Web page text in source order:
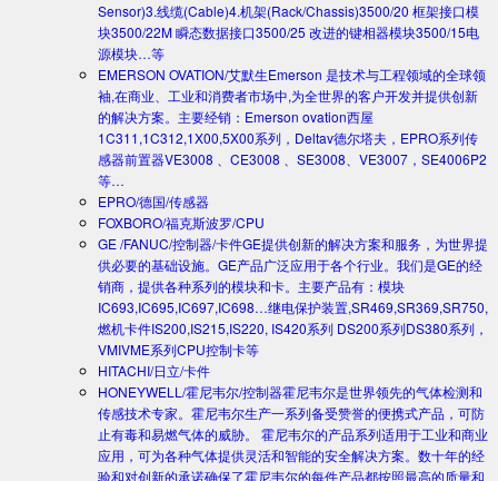
Sensor)3.线缆(Cable)4.机架(Rack/Chassis)3500/20 框架接口模
块3500/22M 瞬态数据接口3500/25 改进的键相器模块3500/15电
源模块…等
EMERSON OVATION/艾默生Emerson 是技术与工程领域的全球领
袖,在商业、工业和消费者市场中,为全世界的客户开发并提供创新
的解决方案。主要经销：Emerson ovation西屋
1C311,1C312,1X00,5X00系列，Deltav德尔塔夫，EPRO系列传
感器前置器VE3008 、CE3008 、SE3008、VE3007，SE4006P2
等…
EPRO/德国/传感器
FOXBORO/福克斯波罗/CPU
GE /FANUC/控制器/卡件GE提供创新的解决方案和服务，为世界提
供必要的基础设施。GE产品广泛应用于各个行业。我们是GE的经
销商，提供各种系列的模块和卡。主要产品有：模块
IC693,IC695,IC697,IC698…继电保护装置,SR469,SR369,SR750,
燃机卡件IS200,IS215,IS220, IS420系列 DS200系列DS380系列，
VMIVME系列CPU控制卡等
HITACHI/日立/卡件
HONEYWELL/霍尼韦尔/控制器霍尼韦尔是世界领先的气体检测和
传感技术专家。霍尼韦尔生产一系列备受赞誉的便携式产品，可防
止有毒和易燃气体的威胁。 霍尼韦尔的产品系列适用于工业和商业
应用，可为各种气体提供灵活和智能的安全解决方案。数十年的经
验和对创新的承诺确保了霍尼韦尔的每件产品都按照最高的质量和